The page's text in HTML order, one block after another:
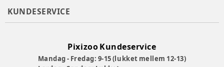
KUNDESERVICE
Pixizoo Kundeservice
Mandag - Fredag: 9-15 (lukket mellem 12-13)